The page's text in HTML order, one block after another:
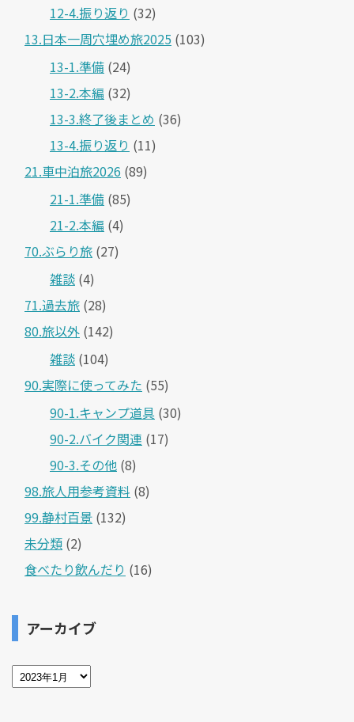
12-4.振り返り (32)
13.日本一周穴埋め旅2025 (103)
13-1.準備 (24)
13-2.本編 (32)
13-3.終了後まとめ (36)
13-4.振り返り (11)
21.車中泊旅2026 (89)
21-1.準備 (85)
21-2.本編 (4)
70.ぶらり旅 (27)
雑談 (4)
71.過去旅 (28)
80.旅以外 (142)
雑談 (104)
90.実際に使ってみた (55)
90-1.キャンプ道具 (30)
90-2.バイク関連 (17)
90-3.その他 (8)
98.旅人用参考資料 (8)
99.静村百景 (132)
未分類 (2)
食べたり飲んだり (16)
アーカイブ